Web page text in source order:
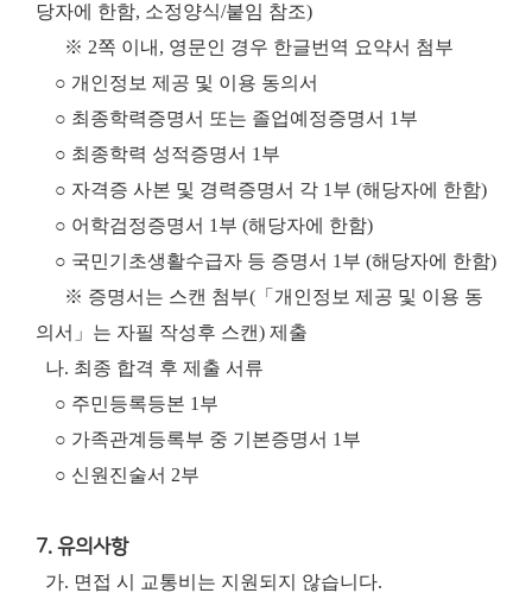
당자에 한함, 소정양식/붙임 참조)
※ 2쪽 이내, 영문인 경우 한글번역 요약서 첨부
○ 개인정보 제공 및 이용 동의서
○ 최종학력증명서 또는 졸업예정증명서 1부
○ 최종학력 성적증명서 1부
○ 자격증 사본 및 경력증명서 각 1부 (해당자에 한함)
○ 어학검정증명서 1부 (해당자에 한함)
○ 국민기초생활수급자 등 증명서 1부 (해당자에 한함)
※ 증명서는 스캔 첨부(「개인정보 제공 및 이용 동
의서」는 자필 작성후 스캔) 제출
나. 최종 합격 후 제출 서류
○ 주민등록등본 1부
○ 가족관계등록부 중 기본증명서 1부
○ 신원진술서 2부
7. 유의사항
가. 면접 시 교통비는 지원되지 않습니다.